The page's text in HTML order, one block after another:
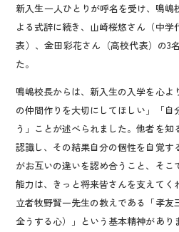
新入生一人ひとりが呼名を受け、鳴
よる式辞に続き、山崎桜悠さん（中
表）、金田彩花さん（高校代表）の3
た。
鳴嶋校長からは、新入生の入学を心よ
の仲間作りを大切にしてほしい」「
う」ことが述べられました。他者を
認識し、その結果自分の個性を自覚す
がお互いの違いを認め合うこと、そこ
能力は、きっと将来皆さんを支えてく
立者牧野賢一先生の教えである「孝友
全うする心）」という基本精神があり